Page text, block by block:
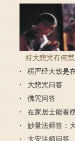
持大悲咒有何禁
楞严经大致是
大悲咒问答
佛咒问答
在家居士能看
经吗？
妙量法师答：
大安法师问答